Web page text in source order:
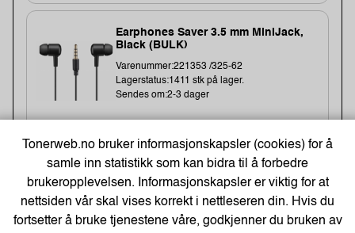
Earphones Saver 3.5 mm MiniJack,
Black (BULK)
Varenummer:221353 /325-62
Lagerstatus:1411 stk på lager.
Sendes om:2-3 dager
20,-
16,- Eks. Mva.
Kjøp
Tonerweb.no bruker informasjonskapsler (cookies) for å
samle inn statistikk som kan bidra til å forbedre
brukeropplevelsen. Informasjonskapsler er viktig for at
nettsiden vår skal vises korrekt i nettleseren din. Hvis du
fortsetter å bruke tjenestene våre, godkjenner du bruken av